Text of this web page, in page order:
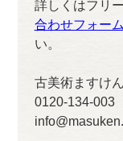
詳しくはフリ
合わせフォーム
い。
古美術ますけん
0120-134-003